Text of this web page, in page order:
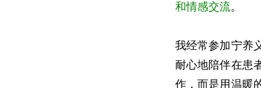
和情感交流。
我经常参加宁养
耐心地陪伴在患
作，而是用温暖